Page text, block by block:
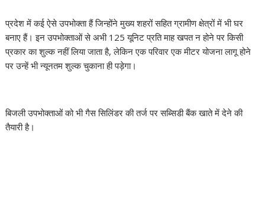
प्रदेश में कई ऐसे उपभोक्ता हैं जिन्होंने मुख्य शहरों सहित ग्रामीण क्षेत्रों में भी घर
बनाए हैं। इन उपभोक्ताओं से अभी 125 यूनिट प्रति माह खपत न होने पर किसी
प्रकार का शुल्क नहीं लिया जाता है, लेकिन एक परिवार एक मीटर योजना लागू होने
पर उन्हें भी न्यूनतम शुल्क चुकाना ही पड़ेगा।
बिजली उपभोक्ताओं को भी गैस सिलिंडर की तर्ज पर सब्सिडी बैंक खाते में देने की
तैयारी है।